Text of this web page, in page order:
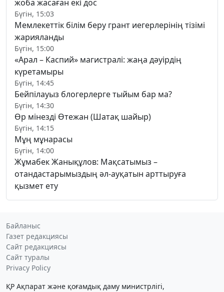
жоба жасаған екі дос
Бүгін, 15:03
Мемлекеттік білім беру грант иегерлерінің тізімі
жарияланды
Бүгін, 15:00
«Арал – Каспий» магистралі: жаңа дәуірдің
күретамыры
Бүгін, 14:45
Бейпілауыз блогерлерге тыйым бар ма?
Бүгін, 14:30
Өр мінезді Өтежан (Шатақ шайыр)
Бүгін, 14:15
Мұң мұнарасы
Бүгін, 14:00
Жұмабек Жанықұлов: Мақсатымыз –
отандастарымыздың әл-ауқатын арттыруға
қызмет ету
Байланыс
Газет редакциясы
Сайт редакциясы
Сайт туралы
Privacy Policy
ҚР Ақпарат және қоғамдық даму министрлігі,